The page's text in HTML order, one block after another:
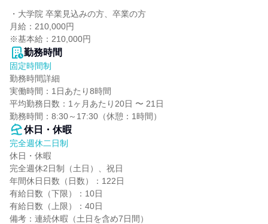
・大学院 卒業見込みの方、卒業の方
月給：210,000円
※基本給：210,000円
勤務時間
固定時間制
勤務時間詳細
実働時間：1日あたり8時間
平均勤務日数：1ヶ月あたり20日 〜 21日
勤務時間：8:30～17:30（休憩：1時間）
休日・休暇
完全週休二日制
休日・休暇
完全週休2日制（土日）、祝日
年間休日日数（日数）：122日
有給日数（下限）：10日
有給日数（上限）：40日
備考：連続休暇（土日を含め7日間）